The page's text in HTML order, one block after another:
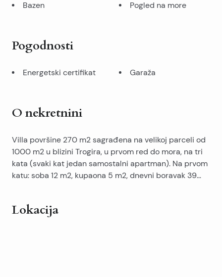
Bazen Pogled na more
Pogodnosti
Energetski certifikat Garaža
O nekretnini
Villa površine 270 m2 sagrađena na velikoj parceli od
1000 m2 u blizini Trogira, u prvom red do mora, na tri
kata (svaki kat jedan samostalni apartman). Na prvom
katu: soba 12 m2, kupaona 5 m2, dnevni boravak 39
katu: soba 17 m2, soba 10 m2, kupaona 8 m2, dnevni
Lokacija